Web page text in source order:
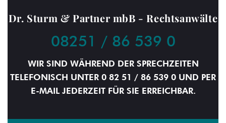
Dr. Sturm & Partner mbB - Rechtsanwälte
08251 / 86 539 0
WIR SIND WÄHREND DER SPRECHZEITEN
TELEFONISCH UNTER 0 82 51 / 86 539 0 UND PER
E-MAIL JEDERZEIT FÜR SIE ERREICHBAR.